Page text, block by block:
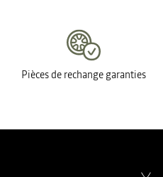
Pièces de rechange garanties